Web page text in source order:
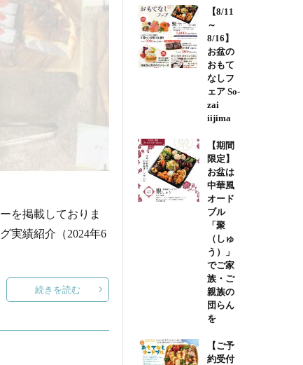
を掲載しておりま
実績紹介（2024年6
続きを読む
【8/11
～
8/16】
お盆の
おもて
なしフ
ェア So-
zai
iijima
【期間
限定】
お盆は
中華風
オード
ブル
「聚
（しゅ
う）」
でご家
族・ご
親族の
団らん
を
【ご予
約受付